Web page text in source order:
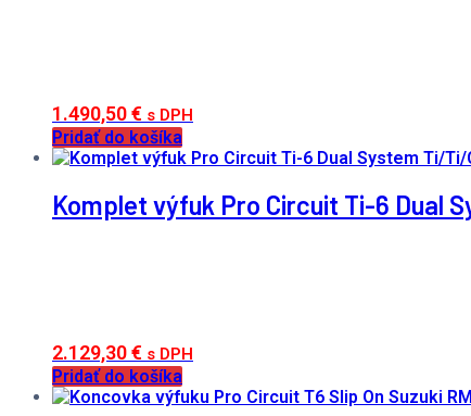
1.490,50€ s DPH
Pridať do košíka
Komplet výfuk Pro Circuit Ti-6 Dual
2.129,30€ s DPH
Pridať do košíka